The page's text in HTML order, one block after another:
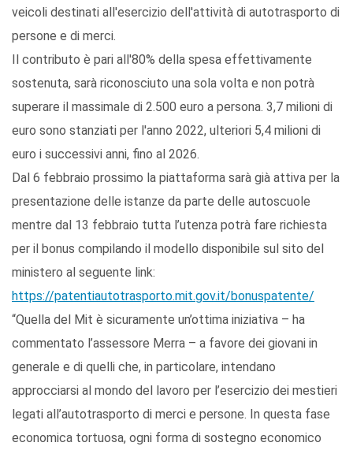
veicoli destinati all'esercizio dell'attività di autotrasporto di
persone e di merci.
Il contributo è pari all'80% della spesa effettivamente
sostenuta, sarà riconosciuto una sola volta e non potrà
superare il massimale di 2.500 euro a persona. 3,7 milioni di
euro sono stanziati per l'anno 2022, ulteriori 5,4 milioni di
euro i successivi anni, fino al 2026.
Dal 6 febbraio prossimo la piattaforma sarà già attiva per la
presentazione delle istanze da parte delle autoscuole
mentre dal 13 febbraio tutta l’utenza potrà fare richiesta
per il bonus compilando il modello disponibile sul sito del
ministero al seguente link:
https://patentiautotrasporto.mit.gov.it/bonuspatente/
“Quella del Mit è sicuramente un’ottima iniziativa – ha
commentato l’assessore Merra – a favore dei giovani in
generale e di quelli che, in particolare, intendano
approcciarsi al mondo del lavoro per l’esercizio dei mestieri
legati all’autotrasporto di merci e persone. In questa fase
economica tortuosa, ogni forma di sostegno economico